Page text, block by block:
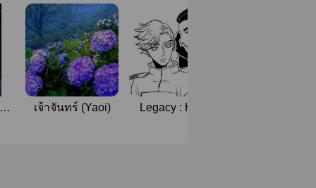
ส
เจ้าจันทร์ (Yaoi)
Legacy : Hotel